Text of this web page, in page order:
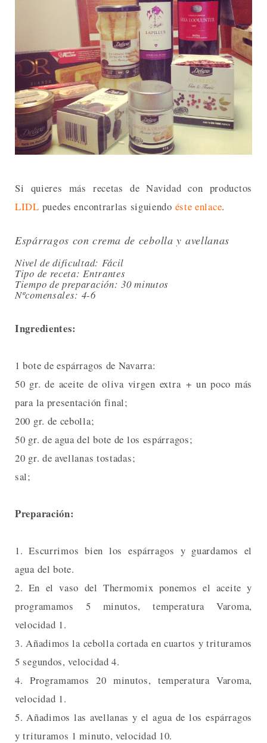
Si quieres más recetas de Navidad con productos
LIDL puedes encontrarlas siguiendo éste enlace.
Espárragos con crema de cebolla y avellanas
Nivel de dificultad: Fácil
Tipo de receta: Entrantes
Tiempo de preparación: 30 minutos
Nºcomensales: 4-6
Ingredientes:
1 bote de espárragos de Navarra:
50 gr. de aceite de oliva virgen extra + un poco más
para la presentación final;
200 gr. de cebolla;
50 gr. de agua del bote de los espárragos;
20 gr. de avellanas tostadas;
sal;
Preparación:
1. Escurrimos bien los espárragos y guardamos el
agua del bote.
2. En el vaso del Thermomix ponemos el aceite y
programamos 5 minutos, temperatura Varoma,
velocidad 1.
3. Añadimos la cebolla cortada en cuartos y trituramos
5 segundos, velocidad 4.
4. Programamos 20 minutos, temperatura Varoma,
velocidad 1.
5. Añadimos las avellanas y el agua de los espárragos
y trituramos 1 minuto, velocidad 10.